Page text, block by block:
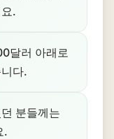
.
달러 아래로
다.
분들께는
.